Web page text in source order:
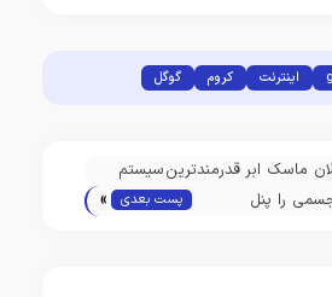
اینترنت کروم گوگل
ماسک ابر قدرمندترین سیستم
آموزش هوش مصنوعی جهانX.AI
را پنل
پست بعدی »